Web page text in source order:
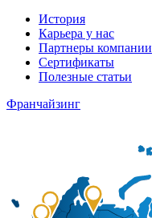
История
Карьера у нас
Партнеры компании
Сертификаты
Полезные статьи
Франчайзинг